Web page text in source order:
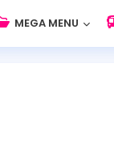
MEGA MENU